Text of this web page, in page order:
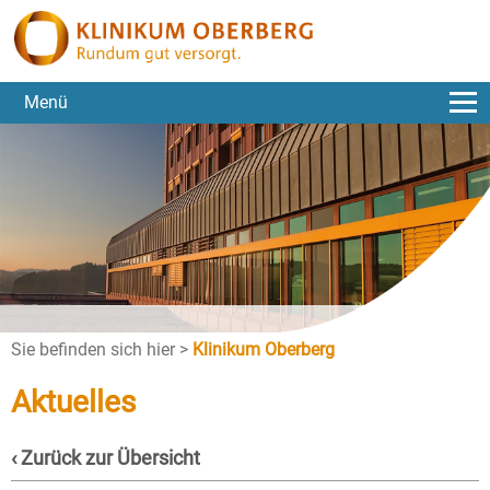
Menü
Sie befinden sich hier > Klinikum Oberberg
Aktuelles
‹ Zurück zur Übersicht